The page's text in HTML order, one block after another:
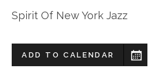
Spirit Of New York Jazz
ADD TO CALENDAR